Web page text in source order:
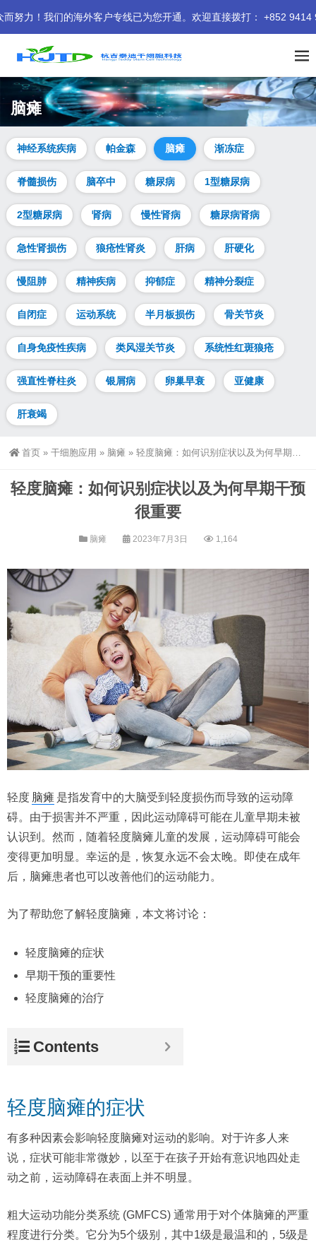
们的海外客户专线已为您开通。欢迎直接拨打： +852 9414 9401 我
脑瘫
神经系统疾病 帕金森 脑瘫 渐冻症
脊髓损伤 脑卒中 糖尿病 1型糖尿病
2型糖尿病 肾病 慢性肾病 糖尿病肾病
急性肾损伤 狼疮性肾炎 肝病 肝硬化
慢阻肺 精神疾病 抑郁症 精神分裂症
自闭症 运动系统 半月板损伤 骨关节炎
自身免疫性疾病 类风湿关节炎 系统性红斑狼疮
强直性脊柱炎 银屑病 卵巢早衰 亚健康
肝衰竭
首页 » 干细胞应用 » 脑瘫 » 轻度脑瘫：如何识别症状以及为何早期干预很重要
轻度脑瘫：如何识别症状以及为何早期干预
很重要
脑瘫 2023年7月3日 1,164
轻度 脑瘫 是指发育中的大脑受到轻度损伤而导致的运动障
碍。由于损害并不严重，因此运动障碍可能在儿童早期未被
认识到。然而，随着轻度脑瘫儿童的发展，运动障碍可能会
变得更加明显。幸运的是，恢复永远不会太晚。即使在成年
后，脑瘫患者也可以改善他们的运动能力。
为了帮助您了解轻度脑瘫，本文将讨论：
轻度脑瘫的症状
早期干预的重要性
轻度脑瘫的治疗
Contents
轻度脑瘫的症状
有多种因素会影响轻度脑瘫对运动的影响。对于许多人来
说，症状可能非常微妙，以至于在孩子开始有意识地四处走
动之前，运动障碍在表面上并不明显。
粗大运动功能分类系统 (GMFCS) 通常用于对个体脑瘫的严重
程度进行分类。它分为5个级别，其中1级是最温和的，5级是